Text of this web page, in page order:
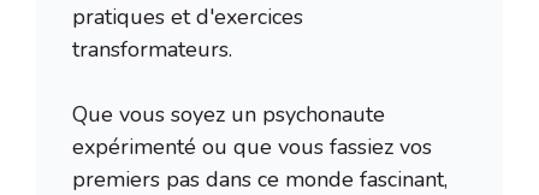
pratiques et d'exercices
transformateurs.
Que vous soyez un psychonaute
expérimenté ou que vous fassiez vos
premiers pas dans ce monde fascinant,